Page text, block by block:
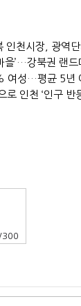
천시장, 광역단
을’…강북권 랜
로 인천 ‘인구 반
/300